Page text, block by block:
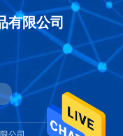
有限公司